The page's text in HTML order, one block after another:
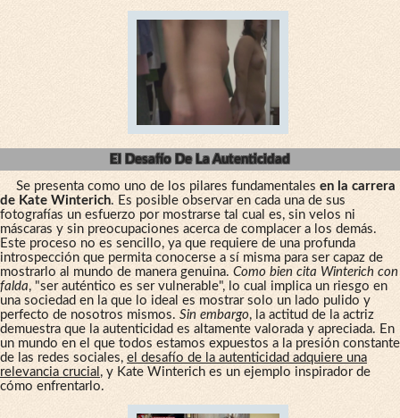
El Desafío De La Autenticidad
Se presenta como uno de los pilares fundamentales en la carrera
de Kate Winterich. Es posible observar en cada una de sus
fotografías un esfuerzo por mostrarse tal cual es, sin velos ni
máscaras y sin preocupaciones acerca de complacer a los demás.
Este proceso no es sencillo, ya que requiere de una profunda
introspección que permita conocerse a sí misma para ser capaz de
mostrarlo al mundo de manera genuina. Como bien cita Winterich con
falda, "ser auténtico es ser vulnerable", lo cual implica un riesgo en
una sociedad en la que lo ideal es mostrar solo un lado pulido y
perfecto de nosotros mismos. Sin embargo, la actitud de la actriz
demuestra que la autenticidad es altamente valorada y apreciada. En
un mundo en el que todos estamos expuestos a la presión constante
de las redes sociales, el desafío de la autenticidad adquiere una
relevancia crucial , y Kate Winterich es un ejemplo inspirador de
cómo enfrentarlo.